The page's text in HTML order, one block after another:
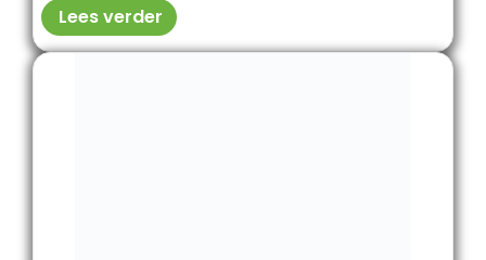
Lees verder